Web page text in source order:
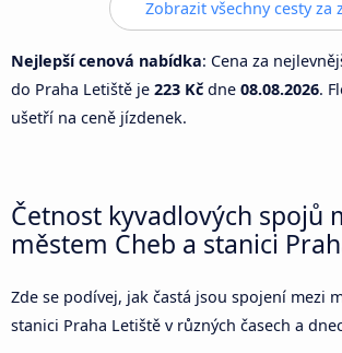
Zobrazit všechny cesty za
Nejlepší cenová nabídka: Cena za
do Praha Letiště je 223 Kč dne 08.08.2026.
ušetří na ceně jízdenek.
Četnost kyvadlových spojů
městem Cheb a stanici
Zde se podívej, jak častá jsou spojení mezi
stanici Praha Letiště v různých časech a